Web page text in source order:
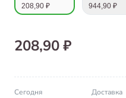
208,90 ₽ 944,90 ₽
208,90 ₽
Сегодня
Доставка